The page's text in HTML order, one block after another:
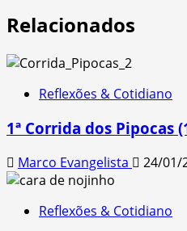
Relacionados
Reflexões & Cotidiano
1ª Corrida dos Pipocas
Marco Evangelista 24/01/
Reflexões & Cotidiano